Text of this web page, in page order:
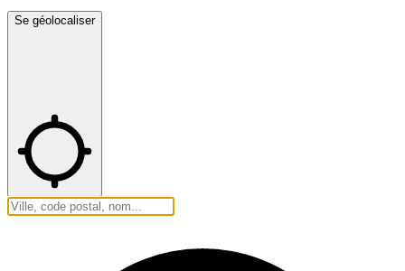
Se géolocaliser